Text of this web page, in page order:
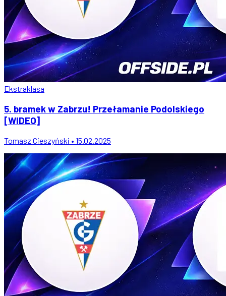
Ekstraklasa
5. bramek w Zabrzu! Przełamanie Podolskiego
[WIDEO]
Tomasz Cieszyński • 15.02.2025